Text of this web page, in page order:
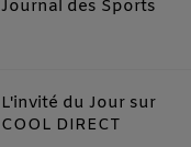
Journal des Sports
L'invité du Jour sur
COOL DIRECT